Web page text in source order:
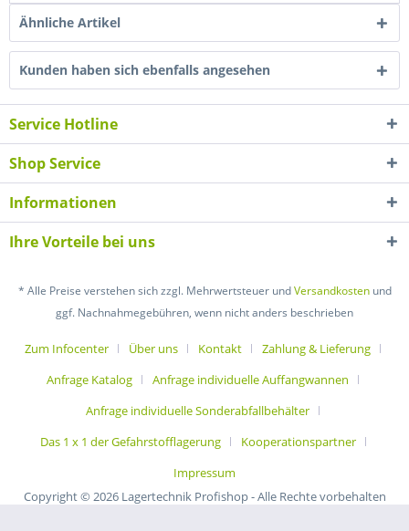
Ähnliche Artikel
Kunden haben sich ebenfalls angesehen
Service Hotline
Shop Service
Informationen
Ihre Vorteile bei uns
* Alle Preise verstehen sich zzgl. Mehrwertsteuer undVersandkostenund
ggf. Nachnahmegebühren, wenn nicht anders beschrieben
Zum Infocenter Über uns Kontakt
Zahlung & Lieferung
Anfrage Katalog
Anfrage individuelle Auffangwannen
Anfrage individuelle Sonderabfallbehälter
Das 1 x 1 der Gefahrstofflagerung
Kooperationspartner
Impressum
Copyright © 2026 Lagertechnik Profishop - Alle Rechte vorbehalten